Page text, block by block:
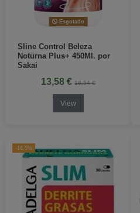
Esgotado
Sline Control Beleza
Noturna Plus+ 450Ml. por
Sakai
13,58 € 18,54 €
View
-16,5%